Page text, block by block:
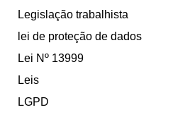
Legislação trabalhista
lei de proteção de dados
Lei Nº 13999
Leis
LGPD